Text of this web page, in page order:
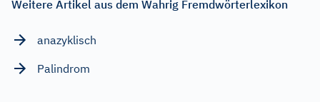
Weitere Artikel aus dem Wahrig Fremdwörterlexikon
anazyklisch
Palindrom